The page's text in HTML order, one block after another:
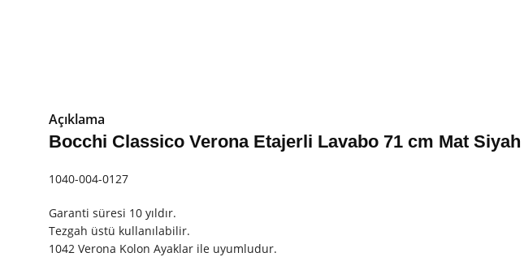
Açıklama
Bocchi Classico Verona Etajerli Lavabo 71 cm Mat Siyah
1040-004-0127
Garanti süresi 10 yıldır.
Tezgah üstü kullanılabilir.
1042 Verona Kolon Ayaklar ile uyumludur.